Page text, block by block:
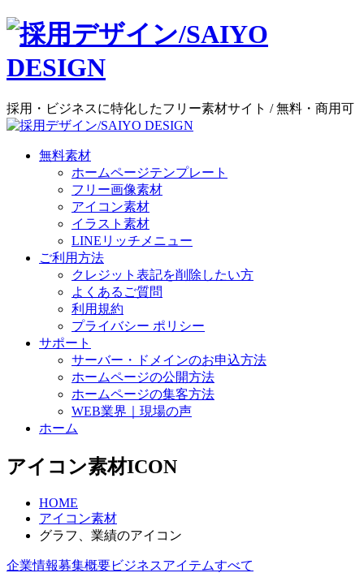
採用・ビジネスに特化したフリー素材サイト / 無料・商用可
無料素材
ホームページテンプレート
フリー画像素材
アイコン素材
イラスト素材
LINEリッチメニュー
ご利用方法
クレジット表記を削除したい方
よくあるご質問
利用規約
プライバシー ポリシー
サポート
サーバー・ドメインのお申込方法
ホームページの公開方法
ホームページの集客方法
WEB業界｜現場の声
ホーム
アイコン素材ICON
HOME
アイコン素材
グラフ、業績のアイコン
企業情報募集概要ビジネスアイテムすべて